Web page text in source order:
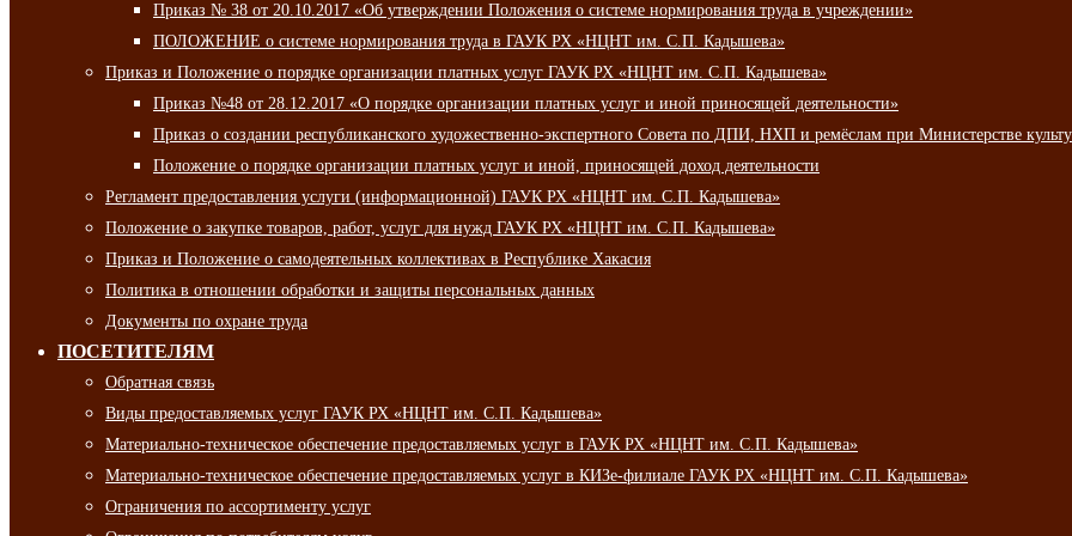
Приказ № 38 от 20.10.2017 «Об утверждении Положения о системе нормирования труда в учреждении»
ПОЛОЖЕНИЕ о системе нормирования труда в ГАУК РХ «НЦНТ им. С.П. Кадышева»
Приказ и Положение о порядке организации платных услуг ГАУК РХ «НЦНТ им. С.П. Кадышева»
Приказ №48 от 28.12.2017 «О порядке организации платных услуг и иной приносящей деятельности»
Приказ о создании республиканского художественно-экспертного Совета по ДПИ, НХП и ремёслам при Министерстве
Положение о порядке организации платных услуг и иной, приносящей доход деятельности
Регламент предоставления услуги (информационной) ГАУК РХ «НЦНТ им. С.П. Кадышева»
Положение о закупке товаров, работ, услуг для нужд ГАУК РХ «НЦНТ им. С.П. Кадышева»
Приказ и Положение о самодеятельных коллективах в Республике Хакасия
Политика в отношении обработки и защиты персональных данных
Документы по охране труда
ПОСЕТИТЕЛЯМ
Обратная связь
Виды предоставляемых услуг ГАУК РХ «НЦНТ им. С.П. Кадышева»
Материально-техническое обеспечение предоставляемых услуг в ГАУК РХ «НЦНТ им. С.П. Кадышева»
Материально-техническое обеспечение предоставляемых услуг в КИЗе-филиале ГАУК РХ «НЦНТ им. С.П. Кадышева»
Ограничения по ассортименту услуг